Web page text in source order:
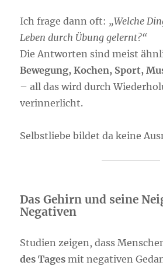
Ich frage dann oft: „Welche
Leben durch Übung gelernt?“
Die Antworten sind meist
Bewegung, Kochen, Sport,
– all das wird durch
verinnerlicht.
Selbstliebe bildet da keine
Das Gehirn und seine
Negativen
Studien zeigen, dass
des Tages mit negativen